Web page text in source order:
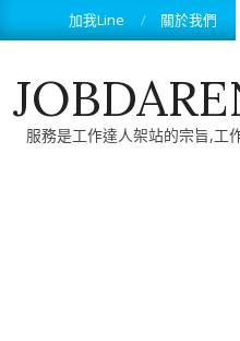
to
加我Line 關於我們
服務是工作達人架站的宗旨,